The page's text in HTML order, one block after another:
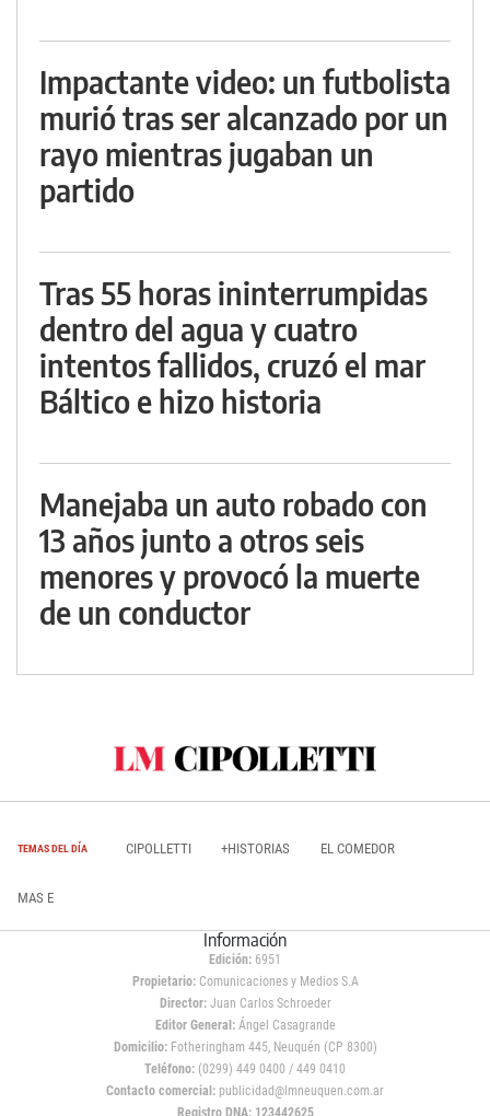
Impactante video: un futbolista
murió tras ser alcanzado por un
rayo mientras jugaban un
partido
Tras 55 horas ininterrumpidas
dentro del agua y cuatro
intentos fallidos, cruzó el mar
Báltico e hizo historia
Manejaba un auto robado con
13 años junto a otros seis
menores y provocó la muerte
de un conductor
TEMAS DEL DÍA CIPOLLETTI +HISTORIAS EL COMEDOR
MAS E
Información
Edición: 6951
Propietario:Comunicaciones y Medios S.A
Director: Juan Carlos Schroeder
Editor General:Ángel Casagrande
Domicilio:Fotheringham 445, Neuquén (CP 8300)
Teléfono: (0299) 449 0400 / 449 0410
Contacto comercial: publicidad@lmneuquen.com.ar